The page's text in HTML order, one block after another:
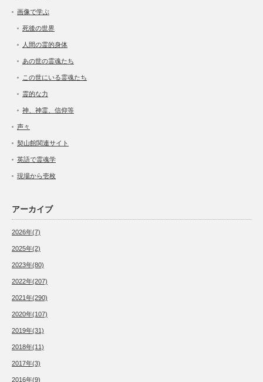
画像で学ぶ
死後の世界
人間の霊的身体
あの世の霊魂たち
この世にいる霊魂たち
霊的な力
神、神霊、信仰等
声々
契山館関連サイト
英語で霊魂学
現場から壱枚
アーカイブ
2026年(7)
2025年(2)
2023年(80)
2022年(207)
2021年(290)
2020年(107)
2019年(31)
2018年(11)
2017年(3)
2016年(9)